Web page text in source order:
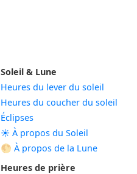
Soleil & Lune
Heures du lever du soleil
Heures du coucher du soleil
Éclipses
☀️ À propos du Soleil
🌕 À propos de la Lune
Heures de prière